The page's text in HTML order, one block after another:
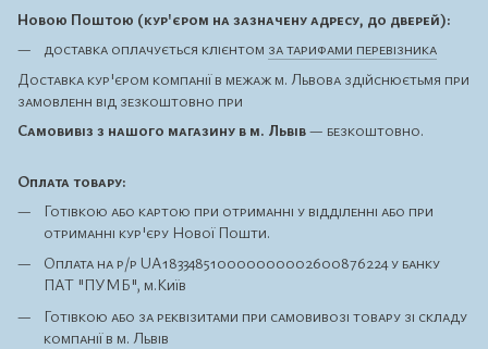
Новою Поштою (кур'єром на зазначену адресу, до дверей):
доставка оплачується клієнтом за тарифами перевізника
Доставка кур'єром компанії в межаж м. Львова здійснюєтьмя при
замовленн від зезкоштовно при
Самовивіз з нашого магазину в м. Львів— безкоштовно.
Оплата товару:
Готівкою або картою при отриманні у відділенні або при
отриманні кур'єру Нової Пошти.
Оплата на р/р UA183348510000000002600876224 у банку
ПАТ "ПУМБ", м.Київ
Готівкою або за реквізитами при самовивозі товару зі складу
компанії в м. Львів